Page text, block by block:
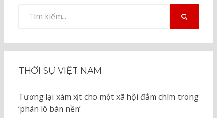
kiếm
THỜI SỰ VIỆT NAM
Tương lại xám xịt cho một xã hội đắm chìm trong
‘phân lô bán nền’